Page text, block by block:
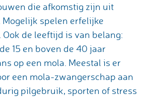
die afkomstig zijn uit
spelen erfelijke
de leeftijd is van belang:
15 en boven de 40 jaar
op een mola. Meestal is er
een mola-zwangerschap aan
pilgebruik, sporten of stress